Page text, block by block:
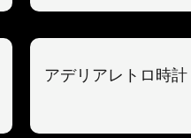
アデリアレトロ時計